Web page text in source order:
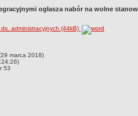
ogłasza nabór na wolne
administracyjnych (44kB)
marca 2018)
53